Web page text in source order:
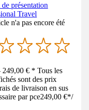
présentation
Travel
n'a pas encore été
€ * Tous les
sont des prix
de livraison en sus
par pce249,00 €*/